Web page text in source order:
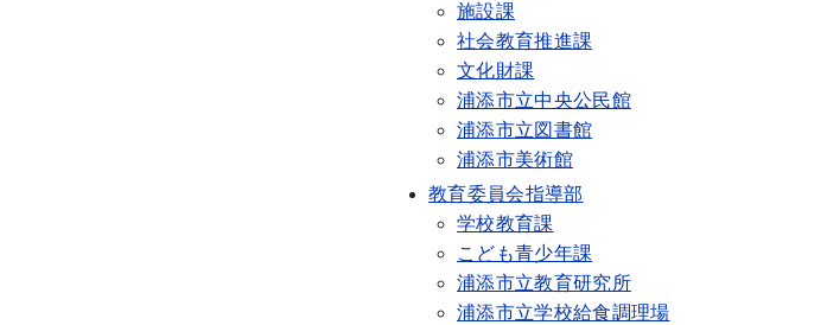
施設課
社会教育推進課
文化財課
浦添市立中央公民館
浦添市立図書館
浦添市美術館
教育委員会指導部
学校教育課
こども青少年課
浦添市立教育研究所
浦添市立学校給食調理場